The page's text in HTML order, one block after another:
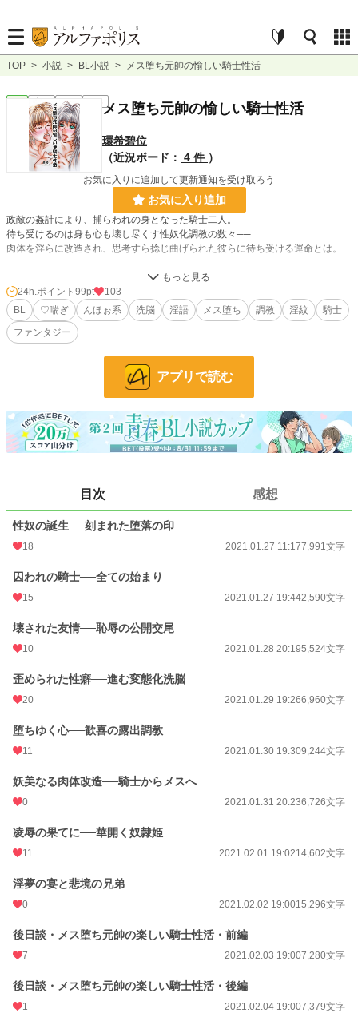
TOP > 小説 > BL小説 > メス堕ち元帥の愉しい騎士性活
完結 長編 メス堕ち元帥の愉しい騎士性活
環希碧位
（近況ボード： 4 件 ）
お気に入りに追加して更新通知を受け取ろう
お気に入り追加
政敵の姦計により、捕らわれの身となった騎士二人。
待ち受けるのは身も心も壊し尽くす性奴化調教の数々──
肉体を淫らに改造され、思考すら捻じ曲げられた彼らに待ち受ける運命とは。
非の打ちどころのない高貴な騎士二人を、おちんぽ大好きなマゾメスに堕とすド
スケベ小説です。
いわゆる「完堕ちエンド」なので救いはありません。メス堕ち淫乱化したスパダ
リ騎士が最初から最後まで盛ってアンアン言ってるだけです。
肉体改造を含む調教ものの満漢全席状態になっておりますので、とりあえず、頭
※全ての章にハードな成人向描写があります。御注意ください。※
小説 11,184 位 / 228,993 件
642
24h.ポイント 99 pt
文字数
更新日時 2021.02.06 19:00
初回完結日時 2021.02.06 20:18
月間ポイント
累計ポイント
24h.ポイント 99pt
103
BL
♡喘ぎ んほぉ系 洗脳 淫語 メス堕ち 調教 淫紋
騎士
ファンタジー
アプリで読む
目次 感想
性奴の誕生──刻まれた堕落の印
18 2021.01.27 11:177,991文字
囚われの騎士──全ての始まり
15 2021.01.27 19:442,590文字
壊された友情──恥辱の公開交尾
10 2021.01.28 20:195,524文字
歪められた性癖──進む変態化洗脳
20 2021.01.29 19:266,960文字
堕ちゆく心──歓喜の露出調教
11 2021.01.30 19:309,244文字
妖美なる肉体改造──騎士からメスへ
0 2021.01.31 20:236,726文字
凌辱の果てに──華開く奴隷姫
11 2021.02.01 19:0214,602文字
淫夢の宴と悲境の兄弟
0 2021.02.02 19:0015,296文字
後日談・メス堕ち元帥の楽しい騎士性活・前編
7 2021.02.03 19:007,280文字
後日談・メス堕ち元帥の楽しい騎士性活・後編
1 2021.02.04 19:007,379文字